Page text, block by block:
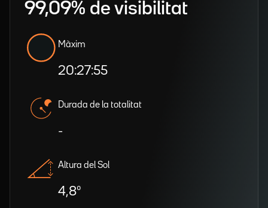
99,09% de visibilitat
Màxim
20:27:55
Durada de la totalitat
-
Altura del Sol
4,8º